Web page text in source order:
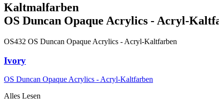
Kaltmalfarben
OS Duncan Opaque Acrylics - Acryl-
OS432 OS Duncan Opaque Acrylics - Acryl-Kaltfarben
Ivory
OS Duncan Opaque Acrylics - Acryl-Kaltfarben
Alles Lesen